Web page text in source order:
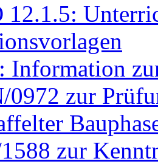
12.1.5:
Information
zur
zur